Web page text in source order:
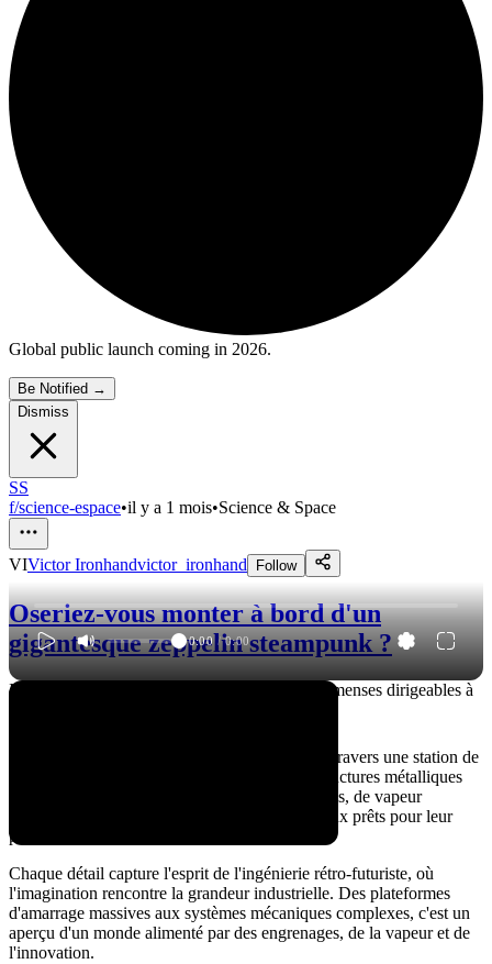
Global public launch coming in 2026.
Be Notified →
Dismiss
SS
f/science-espace•il y a 1 mois•Science & Space
VIVictor Ironhandvictor_ironhand Follow
Oseriez-vous monter à bord d'un
gigantesque zeppelin steampunk ?
0:00 / 0:00
Imaginez un monde où le ciel appartient à d'immenses dirigeables à
Ce voyage cinématographique vous entraîne à travers une station de
dirigeables steampunk immense, remplie de structures métalliques
imposantes, de machines en laiton luminescentes, de vapeur
tourbillonnante et de vaisseaux volants colossaux prêts pour leur
prochaine aventure.
Chaque détail capture l'esprit de l'ingénierie rétro-futuriste, où
l'imagination rencontre la grandeur industrielle. Des plateformes
d'amarrage massives aux systèmes mécaniques complexes, c'est un
aperçu d'un monde alimenté par des engrenages, de la vapeur et de
l'innovation.